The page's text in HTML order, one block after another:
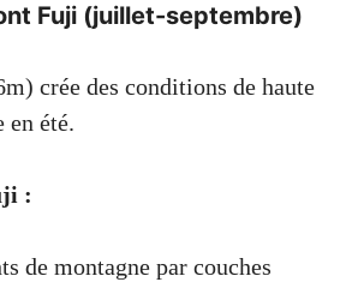
Fuji (juillet-septembre)
crée des conditions de haute
en été.
:
de montagne par couches